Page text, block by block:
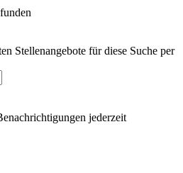
Stellenangebote für diese Suche per
jederzeit